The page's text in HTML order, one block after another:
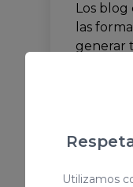
Utilizamos
Los blog
las
generar
los
Confiar
tipo de
equipo
tipo de